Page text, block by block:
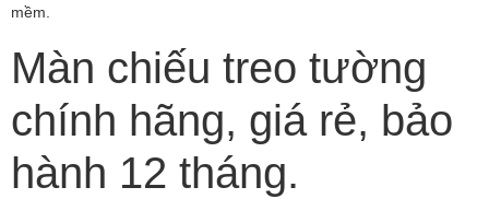
mềm.
Màn chiếu treo tường
chính hãng, giá rẻ, bảo
hành 12 tháng.